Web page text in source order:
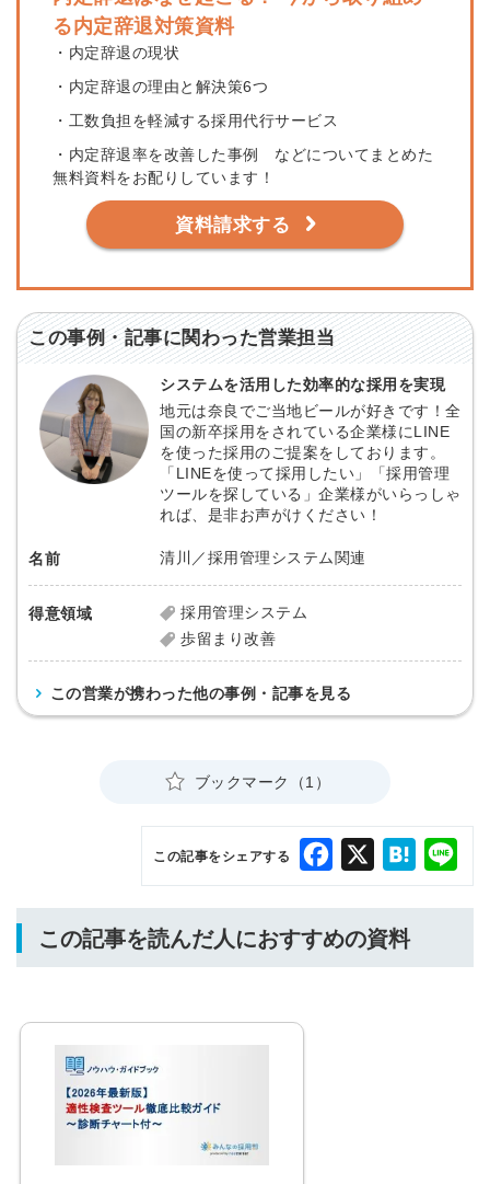
る内定辞退対策資料
・内定辞退の現状
・内定辞退の理由と解決策6つ
・工数負担を軽減する採用代行サービス
・内定辞退率を改善した事例 などについてまとめた
無料資料をお配りしています！
資料請求する
この事例・記事に関わった営業担当
システムを活用した効率的な採用を実現
地元は奈良でご当地ビールが好きです！全
国の新卒採用をされている企業様にLINE
を使った採用のご提案をしております。
「LINEを使って採用したい」「採用管理
ツールを探している」企業様がいらっしゃ
れば、是非お声がけください！
名前 清川／採用管理システム関連
得意領域
採用管理システム
歩留まり改善
この営業が携わった他の事例・記事を見る
ブックマーク（1）
この記事をシェアする Facebook Hatena
この記事を読んだ人におすすめの資料